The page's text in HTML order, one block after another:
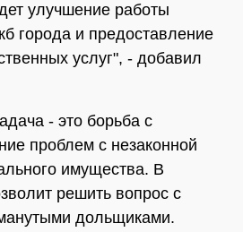
улучшение работы
города и предоставление
услуг", - добавил
- это борьба с
проблем с незаконной
имущества. В
решить вопрос с
дольщиками.